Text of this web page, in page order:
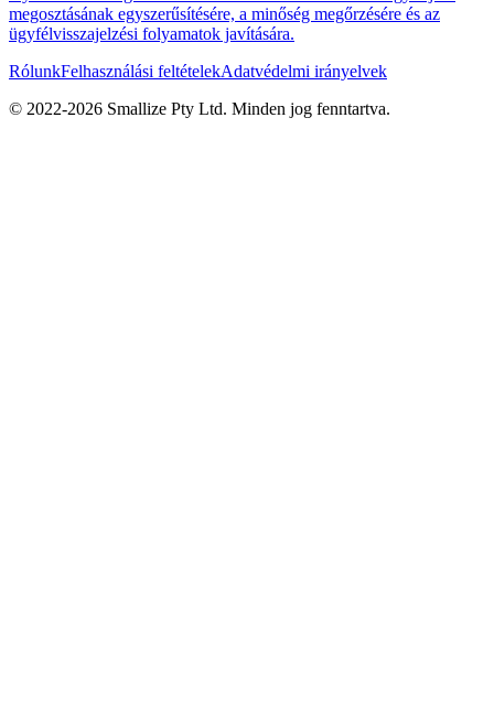
megosztásának egyszerűsítésére, a minőség megőrzésére és az
ügyfélvisszajelzési folyamatok javítására.
RólunkFelhasználási feltételekAdatvédelmi irányelvek
© 2022-2026 Smallize Pty Ltd. Minden jog fenntartva.